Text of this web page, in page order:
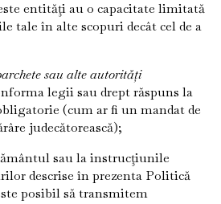
entităţi au o capacitate limitată
tale în alte scopuri decât cel de a
sau alte autorități
legii sau drept răspuns la
(cum ar fi un mandat de
judecătorească);
sau la instrucţiunile
descrise în prezenta Politică
posibil să transmitem